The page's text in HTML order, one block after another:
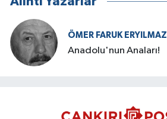
ÖMER FARUK ERYILMAZ
Anadolu'nun Anaları!